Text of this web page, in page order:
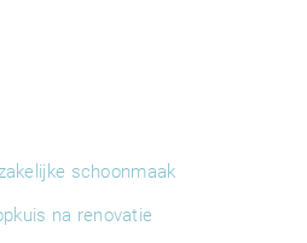
schoonmaak
na renovatie